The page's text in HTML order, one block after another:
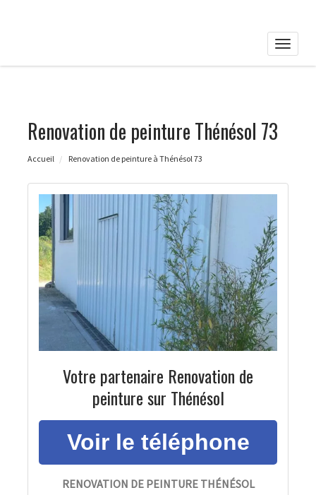
Toggle
Renovation de peinture Thénésol 73
Accueil Renovation de peinture à Thénésol 73
Votre partenaire Renovation de
peinture sur Thénésol
RENOVATION DE PEINTURE THÉNÉSOL